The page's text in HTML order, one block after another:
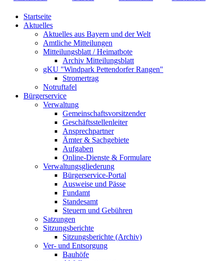
Startseite
Aktuelles
Aktuelles aus Bayern und der Welt
Amtliche Mitteilungen
Mitteilungsblatt / Heimatbote
Archiv Mitteilungsblatt
gKU "Windpark Pettendorfer Rangen"
Stromertrag
Notruftafel
Bürgerservice
Verwaltung
Gemeinschaftsvorsitzender
Geschäftsstellenleiter
Ansprechpartner
Ämter & Sachgebiete
Aufgaben
Online-Dienste & Formulare
Verwaltungsgliederung
Bürgerservice-Portal
Ausweise und Pässe
Fundamt
Standesamt
Steuern und Gebühren
Satzungen
Sitzungsberichte
Sitzungsberichte (Archiv)
Ver- und Entsorgung
Bauhöfe